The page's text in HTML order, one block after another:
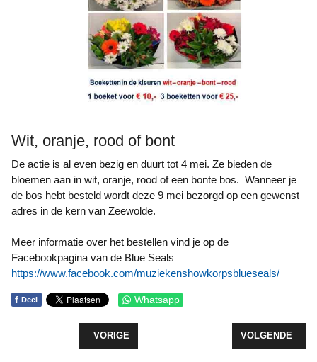
Wit, oranje, rood of bont
De actie is al even bezig en duurt tot 4 mei. Ze bieden de
bloemen aan in wit, oranje, rood of een bonte bos. Wanneer je
de bos hebt besteld wordt deze 9 mei bezorgd op een gewenst
adres in de kern van Zeewolde.
Meer informatie over het bestellen vind je op de
Facebookpagina van de Blue Seals
https://www.facebook.com/muziekenshowkorpsblueseals/
f Deel Whatsapp
VORIG ARTIKEL: PRIMERA OPENT WINKEL IN
VORIGE VOLGENDE
VOLGENDE